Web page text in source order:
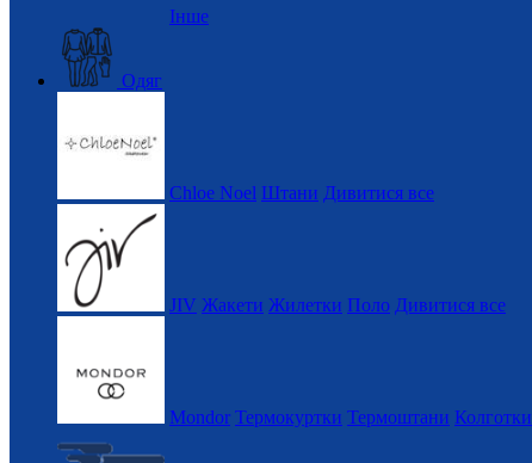
Інше
Одяг
Chloe Noel Штани Дивитися все
JIV Жакети Жилетки Поло Дивитися все
Mondor Термокуртки Термоштани Колготки